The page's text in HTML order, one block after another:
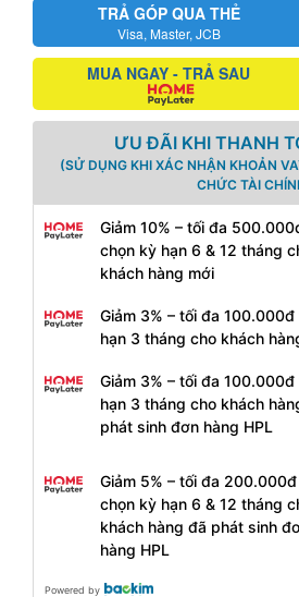
TRẢ GÓP QUA THẺ
Visa, Master, JCB
MUA NGAY - TRẢ SAU
ƯU ĐÃI KHI THANH
(SỬ DỤNG KHI XÁC NHẬN KHOẢN
CHỨC TÀI
Giảm 10% – tối đa
chọn kỳ hạn 6 & 12 tháng
khách hàng mới
Giảm 3% – tối đa
hạn 3 tháng cho khách
Giảm 3% – tối đa
hạn 3 tháng cho khách
phát sinh đơn hàng HPL
Giảm 5% – tối đa
chọn kỳ hạn 6 & 12 tháng
khách hàng đã phát sinh
hàng HPL
Powered by